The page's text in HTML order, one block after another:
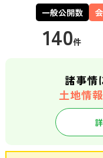
一般公開数
140件
諸事情
土地情